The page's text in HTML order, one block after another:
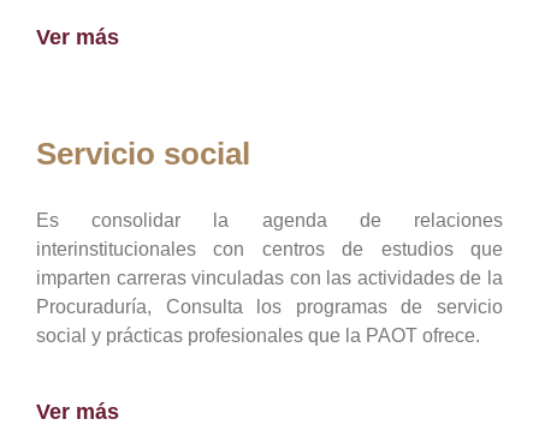
Ver más
Servicio social
Es consolidar la agenda de relaciones
interinstitucionales con centros de estudios que
imparten carreras vinculadas con las actividades de la
Procuraduría, Consulta los programas de servicio
social y prácticas profesionales que la PAOT ofrece.
Ver más